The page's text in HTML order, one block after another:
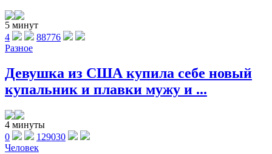
5 минут
4
88776
Разное
Девушка из США купила себе новый
купальник и плавки мужу и ...
4 минуты
0
129030
Человек